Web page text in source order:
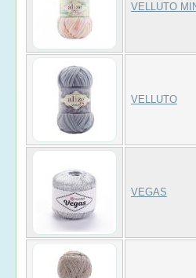
VELLUTO
VELLUTO
VEGAS